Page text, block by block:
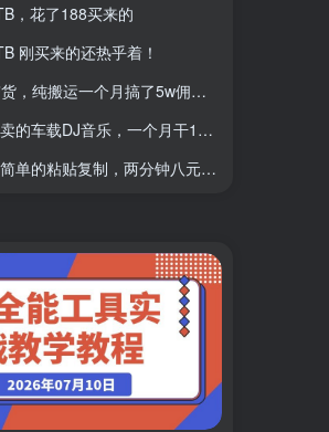
，花了188买来的
刚买来的还热乎着！
搬运一个月搞了5w佣金，小白也能操作
车载DJ音乐，一个月干100W+利润
贴复制，两分钟八元钱，无限做，执行就有收入